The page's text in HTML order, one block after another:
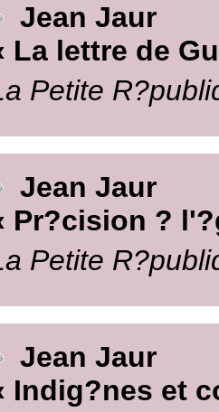
Jean Jaur
La lettre de
Petite
Jean Jaur
Pr?cision ?
Petite
Jean Jaur
Indig?nes et